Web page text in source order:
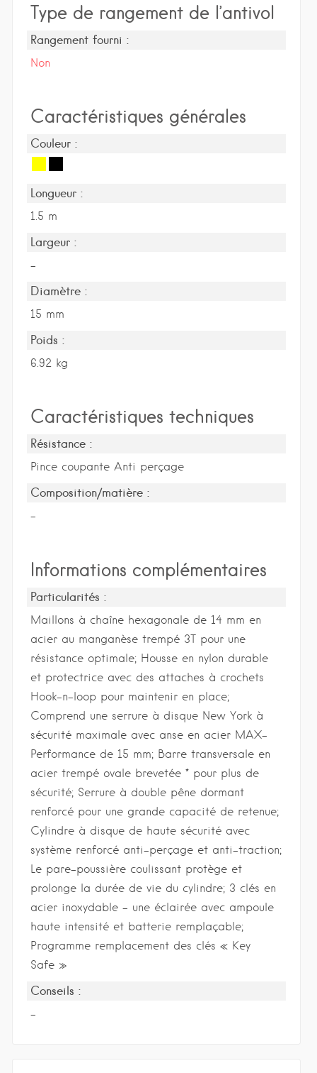
Type de rangement de l’antivol
Rangement fourni :
Non
Caractéristiques générales
Couleur :
Longueur :
1.5 m
Largeur :
-
Diamètre :
15 mm
Poids :
6.92 kg
Caractéristiques techniques
Résistance :
Pince coupante Anti perçage
Composition/matière :
-
Informations complémentaires
Particularités :
Maillons à chaîne hexagonale de 14 mm en
acier au manganèse trempé 3T pour une
résistance optimale; Housse en nylon durable
et protectrice avec des attaches à crochets
Hook-n-loop pour maintenir en place;
Comprend une serrure à disque New York à
sécurité maximale avec anse en acier MAX-
Performance de 15 mm; Barre transversale en
acier trempé ovale brevetée * pour plus de
sécurité; Serrure à double pêne dormant
renforcé pour une grande capacité de retenue;
Cylindre à disque de haute sécurité avec
système renforcé anti-perçage et anti-traction;
Le pare-poussière coulissant protège et
prolonge la durée de vie du cylindre; 3 clés en
acier inoxydable – une éclairée avec ampoule
haute intensité et batterie remplaçable;
Programme remplacement des clés « Key
Safe »
Conseils :
-